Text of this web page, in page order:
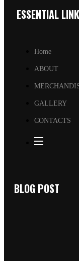
ESSENTIAL
Home
ABOUT
GALLERY
CONTACTS
BLOG POST